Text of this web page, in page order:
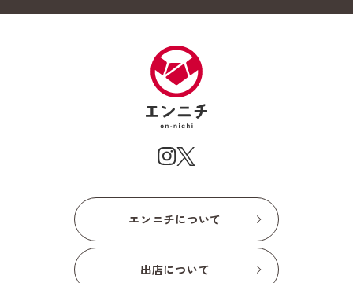
エンニチについて
出店について